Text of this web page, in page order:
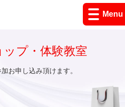
Menu
ップ・体験教室
お申し込み頂けます。